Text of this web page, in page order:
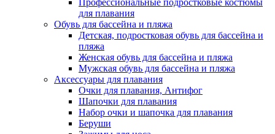
Профессиональные подростковые костюмы
для плавания
Обувь для бассейна и пляжа
Детская, подростковая обувь для бассейна и
пляжа
Женская обувь для бассейна и пляжа
Мужская обувь для бассейна и пляжа
Аксессуары для плавания
Очки для плавания, Антифог
Шапочки для плавания
Набор очки и шапочка для плавания
Беруши